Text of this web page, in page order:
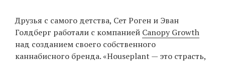
Друзья с самого детства, Сет Роген и Эван
Голдберг работали с компанией Canopy Growth
над созданием своего собственного
каннабисного бренда. «Houseplant — это страсть,